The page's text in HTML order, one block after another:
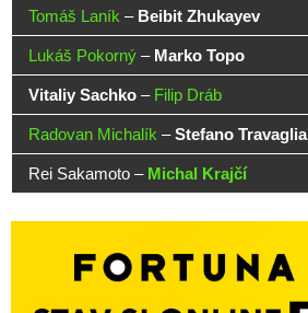
Tomáš Laník – Beibit Zhukayev
Lukáš Pokorný – Marko Topo
Vitaliy Sachko – Filip Dráb
Radovan Michalík –Stefano Travaglia
Rei Sakamoto – Michal Krajčí